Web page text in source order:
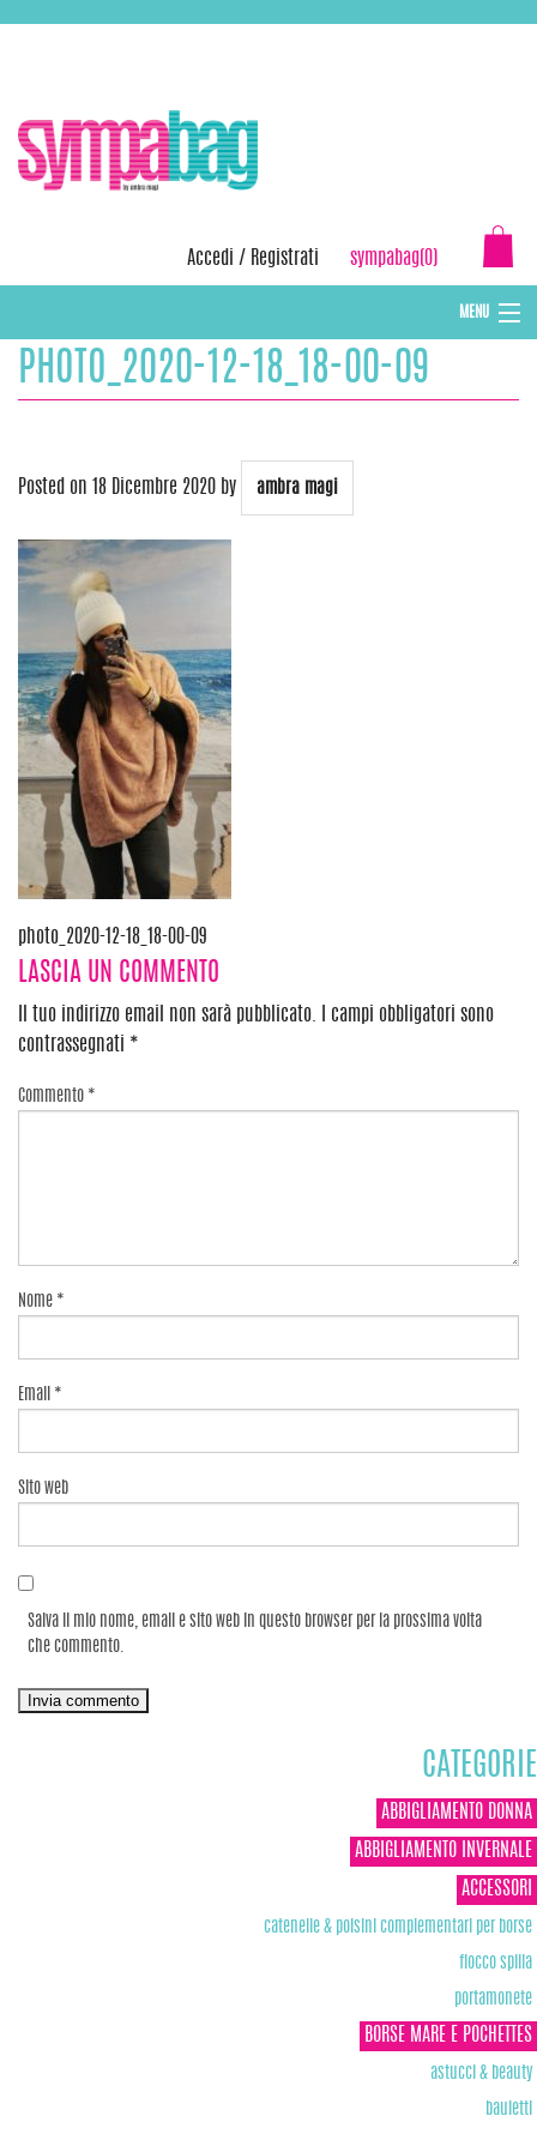
Accedi / Registrati sympabag(0)
MENU
CAPPELLI INVERNALI DONNA
PHOTO_2020-12-18_18-00-09
Posted on 18 Dicembre 2020 by ambra magi
Navigazione
articoli
photo_2020-12-18_18-00-09
LASCIA UN COMMENTO
Il tuo indirizzo email non sarà pubblicato.
I campi obbligatori sono
contrassegnati *
Commento *
Nome *
Email *
Sito web
Salva il mio nome, email e sito web in questo browser per la prossima volta
che commento.
CATEGORIE
ABBIGLIAMENTO DONNA
ABBIGLIAMENTO INVERNALE
ACCESSORI
catenelle & polsini complementari per borse
fiocco spilla
portamonete
BORSE MARE E POCHETTES
astucci & beauty
bauletti